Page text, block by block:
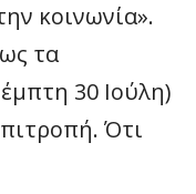
κοινωνία».
τα
30 Ιούλη)
Ότι